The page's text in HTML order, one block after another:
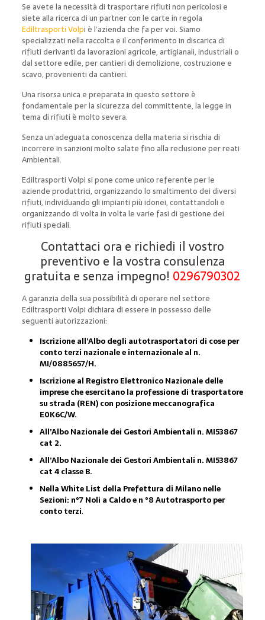
Se avete la necessità di trasportare rifiuti non pericolosi e
siete alla ricerca di un partner con le carte in regola
Ediltrasporti Volpi è l’azienda che fa per voi. Siamo
specializzati nella raccolta e il conferimento in discarica di
rifiuti derivanti da lavorazioni agricole, artigianali, industriali o
dal settore edile, per cantieri di demolizione, costruzione e
scavo, provenienti da cantieri.
Una risorsa unica e preparata in questo settore è
fondamentale per la sicurezza del committente, la legge in
tema di rifiuti è molto severa.
Senza un’adeguata conoscenza della materia si rischia di
incorrere in sanzioni molto salate fino alla reclusione per reati
Ambientali.
Ediltrasporti Volpi si pone come unico referente per le
aziende produttrici, organizzando lo smaltimento dei diversi
rifiuti, individuando gli impianti più idonei, contattandoli e
organizzando di volta in volta le varie fasi di gestione dei
rifiuti speciali.
Contattaci ora e richiedi il vostro
preventivo e la vostra consulenza
gratuita e senza impegno! 0296790302
A garanzia della sua possibilità di operare nel settore
Ediltrasporti Volpi dichiara di essere in possesso delle
seguenti autorizzazioni:
Iscrizione all’Albo degli autotrasportatori di cose per
conto terzi nazionale e internazionale al n.
MI/0885657/H.
Iscrizione al Registro Elettronico Nazionale delle
imprese che esercitano la professione di trasportatore
su strada (REN) con posizione meccanografica
E0K6C/W.
All’Albo Nazionale dei Gestori Ambientali n. MI53867
cat 2.
All’Albo Nazionale dei Gestori Ambientali n. MI53867
cat 4 classe B.
Nella White List della Prefettura di Milano nelle
Sezioni: n°7 Noli a Caldo e n °8 Autotrasporto per
conto terzi.